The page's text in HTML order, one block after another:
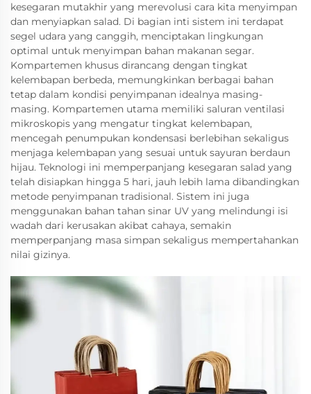
kesegaran mutakhir yang merevolusi cara kita menyimpan
dan menyiapkan salad. Di bagian inti sistem ini terdapat
segel udara yang canggih, menciptakan lingkungan
optimal untuk menyimpan bahan makanan segar.
Kompartemen khusus dirancang dengan tingkat
kelembapan berbeda, memungkinkan berbagai bahan
tetap dalam kondisi penyimpanan idealnya masing-
masing. Kompartemen utama memiliki saluran ventilasi
mikroskopis yang mengatur tingkat kelembapan,
mencegah penumpukan kondensasi berlebihan sekaligus
menjaga kelembapan yang sesuai untuk sayuran berdaun
hijau. Teknologi ini memperpanjang kesegaran salad yang
telah disiapkan hingga 5 hari, jauh lebih lama dibandingkan
metode penyimpanan tradisional. Sistem ini juga
menggunakan bahan tahan sinar UV yang melindungi isi
wadah dari kerusakan akibat cahaya, semakin
memperpanjang masa simpan sekaligus mempertahankan
nilai gizinya.